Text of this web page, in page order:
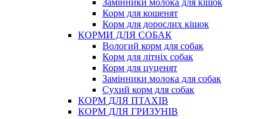
Замінники молока для кішок
Корм для кошенят
Корм для дорослих кішок
КОРМИ ДЛЯ СОБАК
Вологий корм для собак
Корм для літніх собак
Корм для цуценят
Замінники молока для собак
Сухий корм для собак
КОРМ ДЛЯ ПТАХІВ
КОРМ ДЛЯ ГРИЗУНІВ